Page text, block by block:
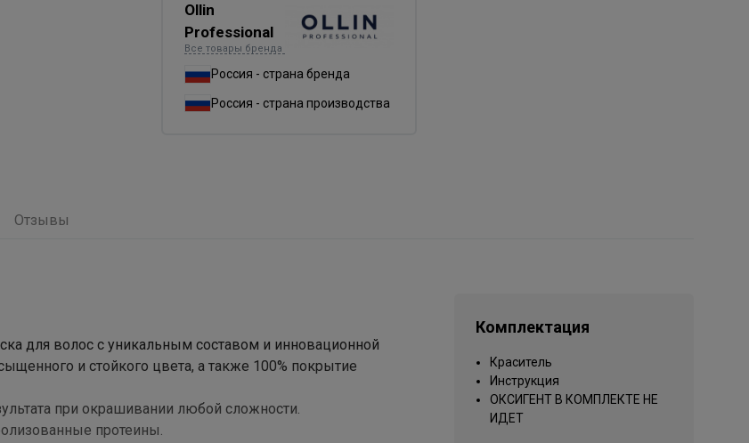
Ollin
Professional
Все товары бренда
Россия - страна бренда
Россия - страна производства
Отзывы
для волос с уникальным составом и инновационной
и стойкого цвета, а также 100% покрытие
при окрашивании любой сложности.
протеины.
Комплектация
Краситель
Инструкция
ОКСИГЕНТ В КОМПЛЕКТЕ НЕ
ИДЕТ